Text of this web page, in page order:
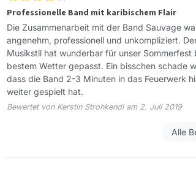
Professionelle Band mit karibischem Flair
Die Zusammenarbeit mit der Band Sauvage
angenehm, professionell und unkompliziert.
Musikstil hat wunderbar für unser Sommerfest
bestem Wetter gepasst. Ein bisschen schade
dass die Band 2-3 Minuten in das Feuerwerk
weiter gespielt hat.
Bewertet von Kerstin Strohkendl am 2. Juli 2019
Alle